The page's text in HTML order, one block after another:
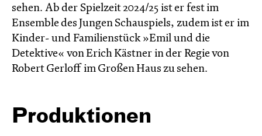
sehen. Ab der Spielzeit 2024/25 ist er fest im
Ensemble des Jungen Schauspiels, zudem ist er im
Kinder- und Familienstück »Emil und die
Detektive« von Erich Kästner in der Regie von
Robert Gerloff im Großen Haus zu sehen.
Produktionen